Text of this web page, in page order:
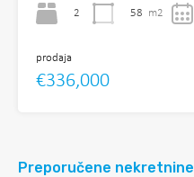
2 58 m2
prodaja
€336,000
Preporučene nekretnine